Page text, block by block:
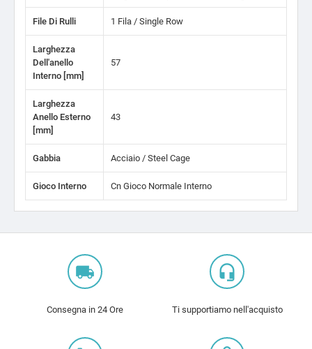
File Di Rulli 1 Fila / Single Row
Larghezza
Dell'anello
Interno [mm]
57
Larghezza
Anello Esterno
[mm]
43
Gabbia Acciaio / Steel Cage
Gioco Interno Cn Gioco Normale Interno
local_shipping
Consegna in 24 Ore
headset_mic
Ti supportiamo nell'acquisto